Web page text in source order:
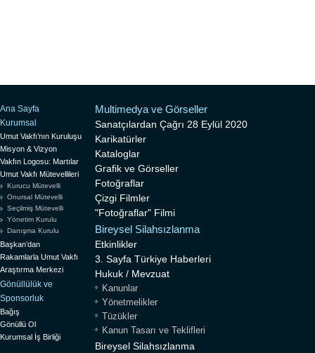
Ana Sayfa
Kurumsal
Umut Vakfı’nın Kuruluşu
Misyon & Vizyon
Vakfın Logosu: Martılar
Umut Vakfı Mütevellileri
Kurucu Mütevelli
Onursal Mütevelli
Seçilmiş Mütevelli
Yönetim Kurulu
Danışma Kurulu
Başkan’dan
Rakamlarla Umut Vakfı
Araştırma Merkezi
Gönüllülük ve
Sponsorluk
Bağış
Gönüllü Ol
Kurumsal İş Birliği
Multimedya ve Görseller
Sanatçılardan Çağrı 28 Eylül 2020
Karikatürler
Kataloglar
Grafik ve Görseller
Fotoğraflar
Çizgi Filmler
"Fotoğraflar" Filmi
Bireysel Silahsızlanma
Etkinlikler
3. Sayfa Türkiye Haberleri
Hukuk / Mevzuat
Kanunlar
Yönetmelikler
Tüzükler
Kanun Tasarı ve Teklifleri
Bireysel Silahsızlanma